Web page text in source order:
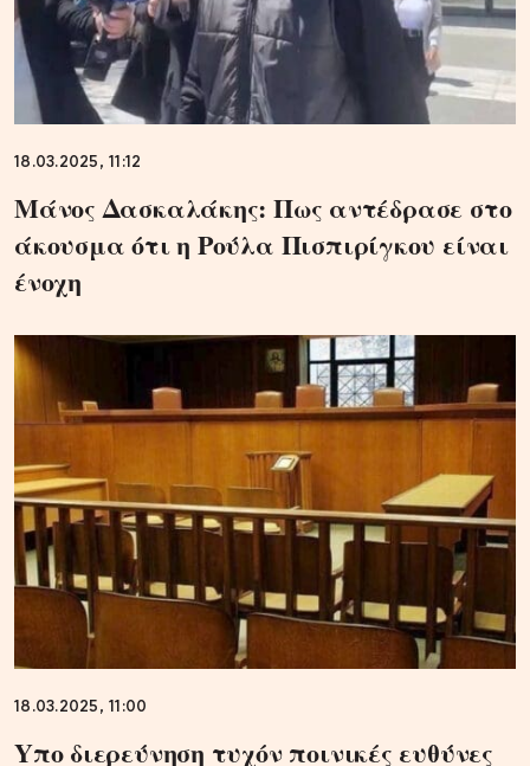
18.03.2025, 11:12
Μάνος Δασκαλάκης: Πως αντέδρασε στο
άκουσμα ότι η Ρούλα Πισπιρίγκου είναι
ένοχη
18.03.2025, 11:00
Yπο διερεύνηση τυχόν ποινικές ευθύνες